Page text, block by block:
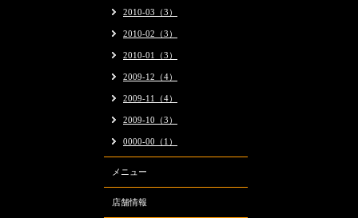
2010-03（3）
2010-02（3）
2010-01（3）
2009-12（4）
2009-11（4）
2009-10（3）
0000-00（1）
メニュー
店舗情報